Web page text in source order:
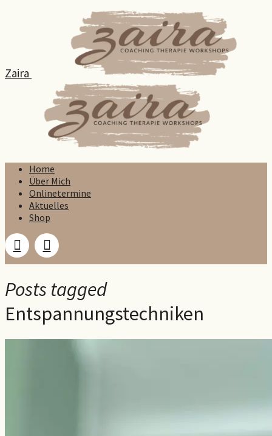
Zaira
Home
Über Mich
Onlinetermine
Aktuelles
Shop
Posts tagged
Entspannungstechniken